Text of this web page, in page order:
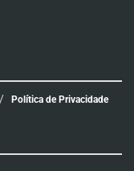
Política de Privacidade